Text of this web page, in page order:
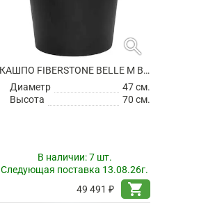
search
КАШПО FIBERSTONE BELLE M BLACK
Диаметр
47 см.
Высота
70 см.
В наличии:7 шт.
Следующая поставка 13.08.26г.
49 491 ₽
shopping_cart